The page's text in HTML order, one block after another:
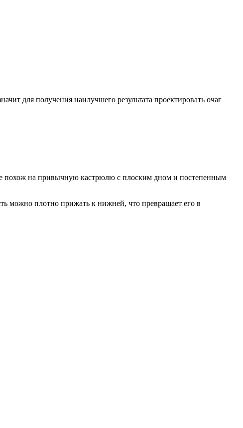
для получения наилучшего результата проектировать очаг
похож на привычную кастрюлю с плоским дном и постепенным
можно плотно прижать к нижней, что превращает его в